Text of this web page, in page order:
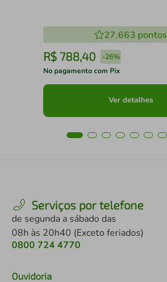
27.663 pontos
R$ 788,40 -26%
No pagamento com Pix
Ver detalhes
Serviços por telefone
de segunda a sábado das
08h às 20h40 (Exceto feriados)
0800 724 4770
Ouvidoria